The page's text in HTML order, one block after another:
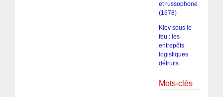
et russophone
(1678)
Kiev sous le
feu : les
entrepôts
logistiques
détruits
Mots-clés